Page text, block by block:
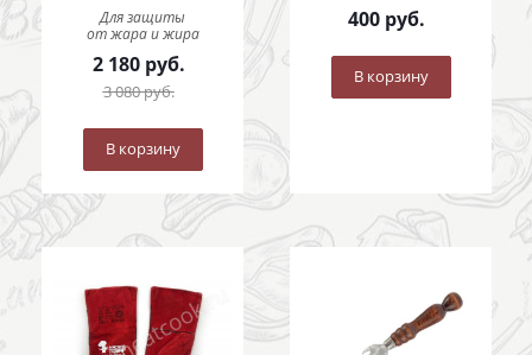
Для защиты
от жара и жира
2 180руб.
3 080руб.
В корзину
400 руб.
В корзину